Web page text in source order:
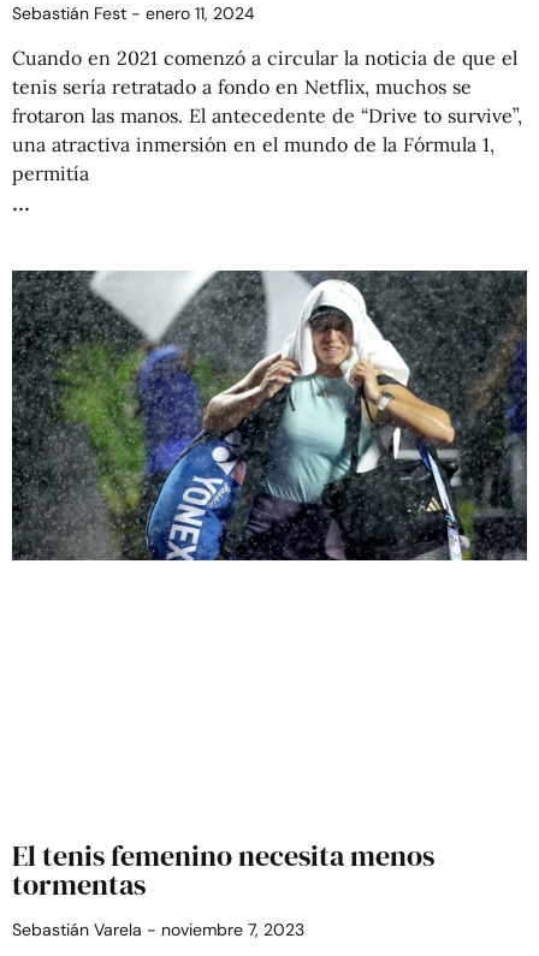
Sebastián Fest enero 11, 2024
Cuando en 2021 comenzó a circular la noticia de que el
tenis sería retratado a fondo en Netflix, muchos se
frotaron las manos. El antecedente de “Drive to survive”,
una atractiva inmersión en el mundo de la Fórmula 1,
permitía
El tenis femenino necesita menos
tormentas
Sebastián Varela noviembre 7, 2023